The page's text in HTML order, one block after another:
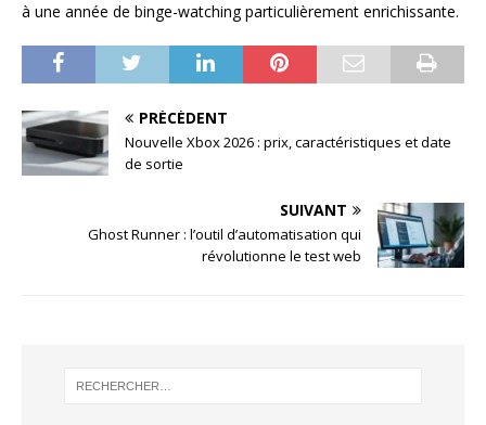
à une année de binge-watching particulièrement enrichissante.
PRÉCÉDENT
Nouvelle Xbox 2026 : prix, caractéristiques et date
de sortie
SUIVANT
Ghost Runner : l’outil d’automatisation qui
révolutionne le test web